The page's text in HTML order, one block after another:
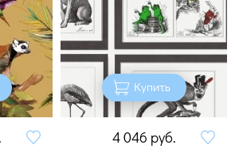
Купить
4 046 руб.